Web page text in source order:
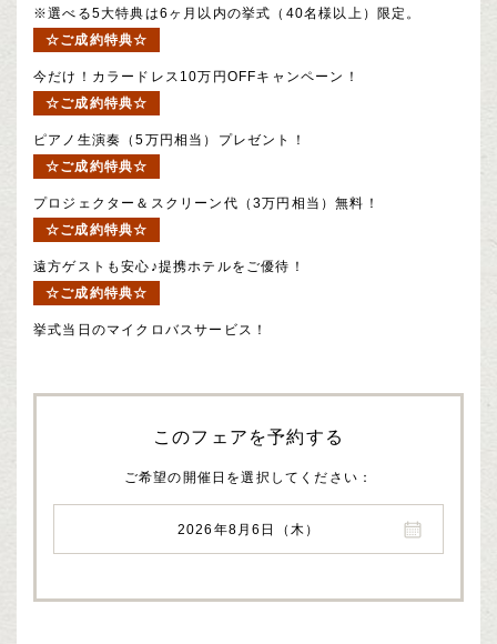
※選べる5大特典は6ヶ月以内の挙式（40名様以上）限定。
☆ご成約特典☆
今だけ！カラードレス10万円OFFキャンペーン！
☆ご成約特典☆
ピアノ生演奏（5万円相当）プレゼント！
☆ご成約特典☆
プロジェクター＆スクリーン代（3万円相当）無料！
☆ご成約特典☆
遠方ゲストも安心♪提携ホテルをご優待！
☆ご成約特典☆
挙式当日のマイクロバスサービス！
このフェアを予約する
ご希望の開催日を選択してください
2026年8月6日（木）